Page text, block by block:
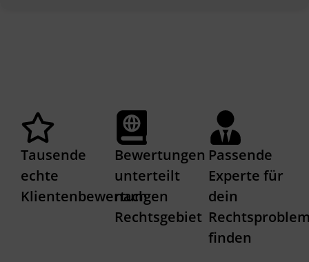
Tausende
echte
Klientenbewertungen
Bewertungen
unterteilt
nach
Rechtsgebiet
Passende
Experte für
dein
finden